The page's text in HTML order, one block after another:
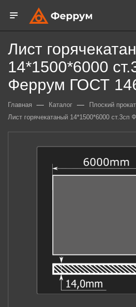
Лист
14*1500*6000
Феррум ГОСТ
Главная — Каталог — Плоский прокат
Лист горячекатаный 14*1500*6000